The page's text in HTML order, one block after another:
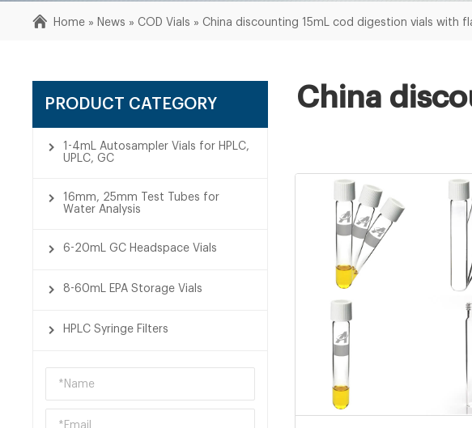
Home » News »COD Vials »China discounting 15mL cod digestion vials with
PRODUCT CATEGORY
1-4mL Autosampler Vials for HPLC,
UPLC, GC
16mm, 25mm Test Tubes for
Water Analysis
6-20mL GC Headspace Vials
8-60mL EPA Storage Vials
HPLC Syringe Filters
China